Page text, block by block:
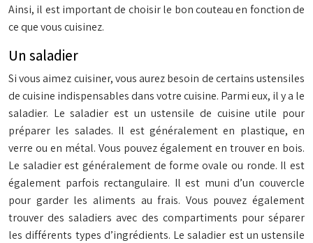
Ainsi, il est important de choisir le bon couteau en fonction de
ce que vous cuisinez.
Un saladier
Si vous aimez cuisiner, vous aurez besoin de certains ustensiles
de cuisine indispensables dans votre cuisine. Parmi eux, il y a le
saladier. Le saladier est un ustensile de cuisine utile pour
préparer les salades. Il est généralement en plastique, en
verre ou en métal. Vous pouvez également en trouver en bois.
Le saladier est généralement de forme ovale ou ronde. Il est
également parfois rectangulaire. Il est muni d’un couvercle
pour garder les aliments au frais. Vous pouvez également
trouver des saladiers avec des compartiments pour séparer
les différents types d’ingrédients. Le saladier est un ustensile